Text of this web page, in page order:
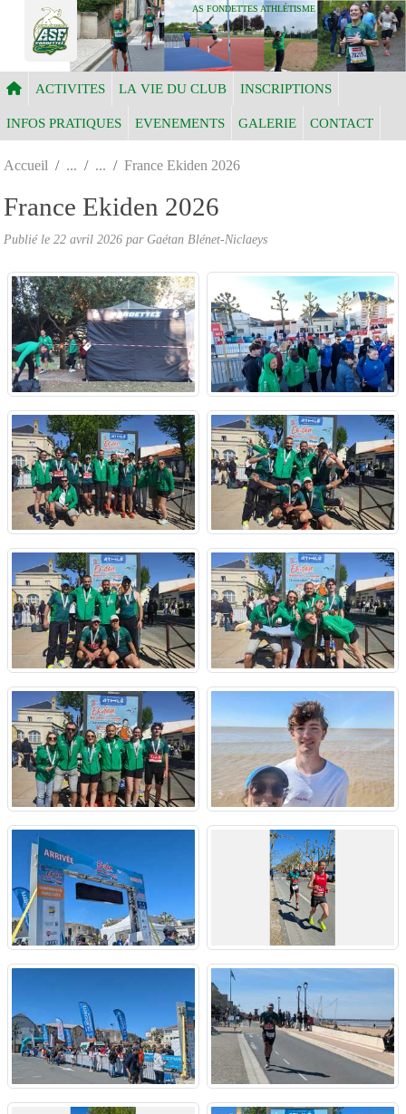
AS FONDETTES ATHLÉTISME
ACTIVITES LA VIE DU CLUB INSCRIPTIONS
INFOS PRATIQUES EVENEMENTS GALERIE CONTACT
Accueil France Ekiden 2026
France Ekiden 2026
Publié le 22 avril 2026 par Gaétan Blénet-Niclaeys
Panneau de gestion des cookies